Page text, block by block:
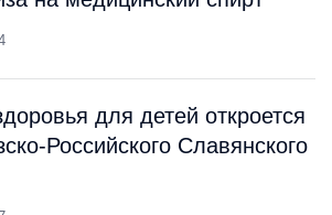
для детей откроется
Российского Славянского